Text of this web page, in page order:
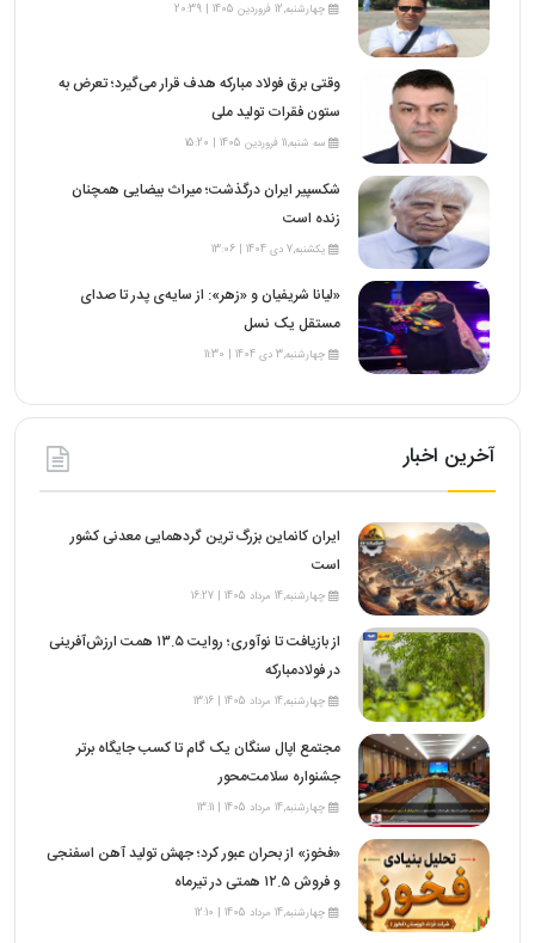
چهارشنبه,12 فروردین 1405 | 20:39
وقتی برق فولاد مبارکه هدف قرار می‌گیرد؛ تعرض به
ستون فقرات تولید ملی
سه شنبه,11 فروردین 1405 | 15:20
شکسپیر ایران درگذشت؛ میراث بیضایی همچنان
زنده است
یکشنبه,7 دی 1404 | 13:06
«لیانا شریفیان و «زهر»: از سایه‌ی پدر تا صدای
مستقل یک نسل
چهارشنبه,3 دی 1404 | 11:30
آخرین اخبار
ایران کانماین بزرگ ترین گردهمایی معدنی کشور
است
چهارشنبه,14 مرداد 1405 | 16:27
از بازیافت تا نوآوری؛ روایت ۱۳.۵ همت ارزش‌آفرینی
در فولادمبارکه
چهارشنبه,14 مرداد 1405 | 13:16
مجتمع اپال سنگان یک گام تا کسب جایگاه برتر
جشنواره سلامت‌محور
چهارشنبه,14 مرداد 1405 | 13:11
«فخوز» از بحران عبور کرد؛ جهش تولید آهن اسفنجی
و فروش ۱۲.۵ همتی در تیرماه
چهارشنبه,14 مرداد 1405 | 12:10